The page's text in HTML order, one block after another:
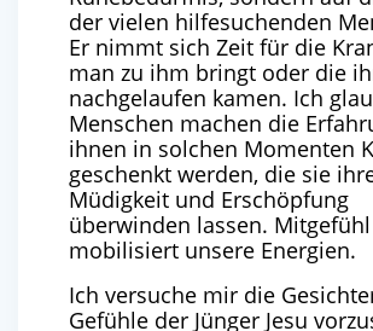
der vielen hilfesuchenden
Er nimmt sich Zeit für die
man zu ihm bringt oder die
nachgelaufen kamen. Ich
Menschen machen die
ihnen in solchen Momenten
geschenkt werden, die sie
Müdigkeit und Erschöpfung
überwinden lassen. Mitgefühl
mobilisiert unsere Energien.
Ich versuche mir die
Gefühle der Jünger Jesu